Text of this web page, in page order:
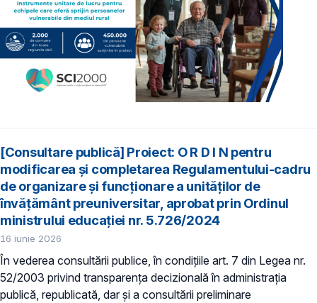
[Consultare publică] Proiect: O R D I N pentru
modificarea și completarea Regulamentului-cadru
de organizare și funcționare a unităților de
învățământ preuniversitar, aprobat prin Ordinul
ministrului educației nr. 5.726/2024
16 iunie 2026
În vederea consultării publice, în condiţiile art. 7 din Legea nr.
52/2003 privind transparenţa decizională în administraţia
publică, republicată, dar și a consultării preliminare